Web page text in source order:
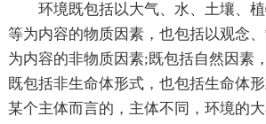
环境既包括以大气、水、土壤、
等为内容的物质因素，也包括以观念
为内容的非物质因素;既包括自然因素
既包括非生命体形式，也包括生命体
某个主体而言的，主体不同，环境的